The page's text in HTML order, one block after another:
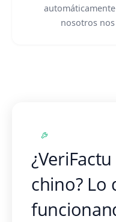
automáticamente
nosotros
chino? Lo